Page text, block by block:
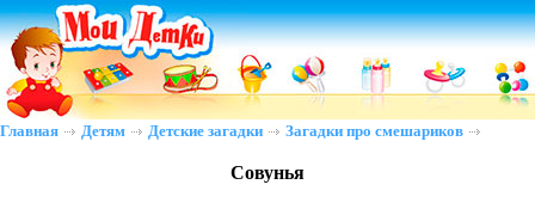
Главная Детям Детские загадки Загадки про смешариков
Совунья